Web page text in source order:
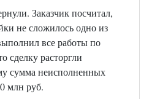
Заказчик посчитал,
не сложилось одно из
все работы по
сделку расторгли
сумма неисполненных
млн руб.